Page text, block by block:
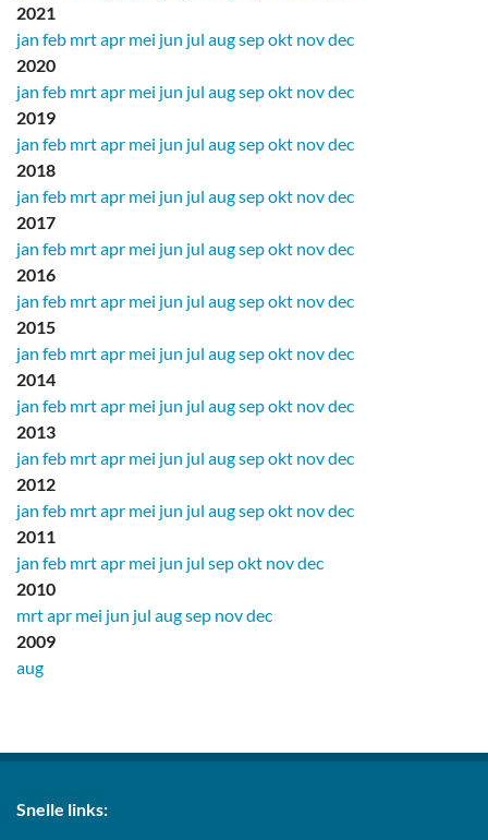
2021
jan feb mrtapr mei jun jul augsepokt novdec
2020
jan feb mrtapr mei jun jul augsepokt novdec
2019
jan feb mrtapr mei jun jul augsepokt novdec
2018
jan feb mrtapr mei jun jul augsepokt novdec
2017
jan feb mrtapr mei jun jul augsepokt novdec
2016
jan feb mrtapr mei jun jul augsepokt novdec
2015
jan feb mrtapr mei jun jul augsepokt novdec
2014
jan feb mrtapr mei jun jul augsepokt novdec
2013
jan feb mrtapr mei jun jul augsepokt novdec
2012
jan feb mrtapr mei jun jul augsepokt novdec
2011
jan feb mrtapr mei jun jul sepokt novdec
2010
mrtapr mei jun jul augsep novdec
2009
aug
Snelle links: